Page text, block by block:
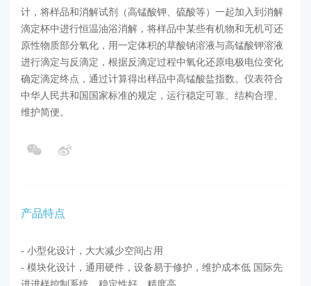
计，将样品和消解试剂（高锰酸钾、硫酸等）一起加入到消解
滴定杯中进行恒温油浴消解，将样品中某些有机物和无机可还
原性物质部分氧化，用一定体积的草酸钠溶液与高锰酸钾溶液
进行滴定与反滴定，根据反滴定过程中氧化还原电极电位变化
确定滴定终点，通过计算得出样品中高锰酸盐指数。仪表符合
中华人民共和国国家标准的规定，运行稳定可靠、结构合理、
维护简便。
产品特点
- 小型化设计，大大减少空间占用
- 模块化设计，通用硬件，设备易于修护，维护成本低 国际先